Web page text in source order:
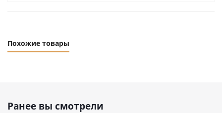
Похожие товары
Ранее вы смотрели